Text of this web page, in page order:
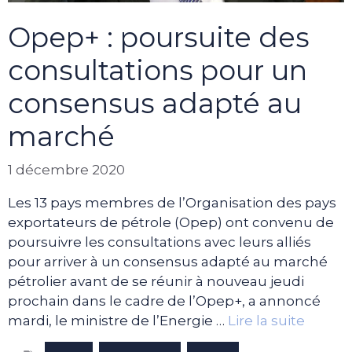
Opep+ : poursuite des
consultations pour un
consensus adapté au
marché
1 décembre 2020
Les 13 pays membres de l’Organisation des pays
exportateurs de pétrole (Opep) ont convenu de
poursuivre les consultations avec leurs alliés
pour arriver à un consensus adapté au marché
pétrolier avant de se réunir à nouveau jeudi
prochain dans le cadre de l’Opep+, a annoncé
mardi, le ministre de l’Energie … Lire la suite